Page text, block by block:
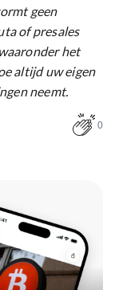
geen
of presales
het
altijd uw eigen
neemt.
0